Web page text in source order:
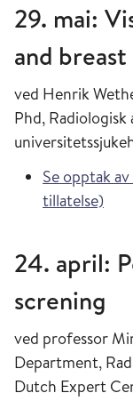
29. mai:
and
ved Henrik
Phd,
Se opptak
tillatelse)
24. april:
screning
ved professor
Department,
Dutch Expert